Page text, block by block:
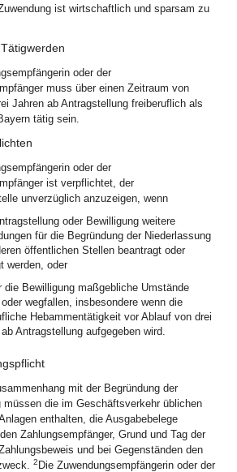
ist wirtschaftlich und sparsam zu
oder der
muss über einen Zeitraum von
Jahren ab Antragstellung freiberuflich als
tätig sein.
oder der
ist verpflichtet, der
unverzüglich anzuzeigen, wenn
oder Bewilligung weitere
für die Begründung der Niederlassung
öffentlichen Stellen beantragt oder
werden, oder
die Bewilligung maßgebliche Umstände
wegfallen, insbesondere wenn die
Hebammentätigkeit vor Ablauf von drei
Antragstellung aufgegeben wird.
mit der Begründung der
müssen die im Geschäftsverkehr üblichen
enthalten, die Ausgabebelege
Zahlungsempfänger, Grund und Tag der
und bei Gegenständen den
2 Die Zuwendungsempfängerin oder der